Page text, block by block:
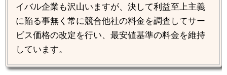
イバル企業も沢山いますが、決して利益至上主義
に陥る事無く常に競合他社の料金を調査してサー
ビス価格の改定を行い、最安値基準の料金を維持
しています。